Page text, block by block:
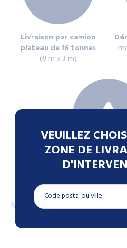
Livraison par camion
plateau de 16 tonnes
(8 m x 3 m)
Accès non
ou reportée pour
Nous vous remercions de votre